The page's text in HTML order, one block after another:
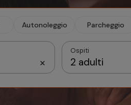
Autonoleggio Parcheggio
Settembre 2026
Ospiti
2 adulti
Camera 1